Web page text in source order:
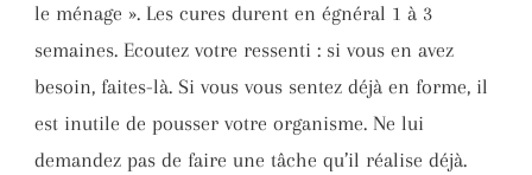
le ménage ». Les cures durent en égnéral 1 à 3
semaines. Ecoutez votre ressenti : si vous en avez
besoin, faites-là. Si vous vous sentez déjà en forme, il
est inutile de pousser votre organisme. Ne lui
demandez pas de faire une tâche qu’il réalise déjà.